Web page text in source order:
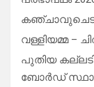
വള്ളിയമ്മ –
പുതിയ
ബോർഡ്